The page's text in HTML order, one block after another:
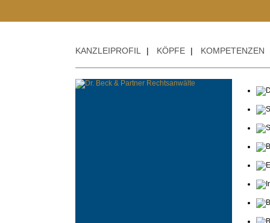
KANZLEIPROFIL | KÖPFE | KOMPETENZEN